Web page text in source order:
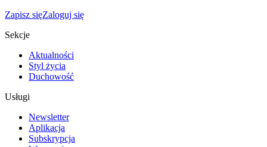
Zapisz sięZaloguj się
Sekcje
Aktualności
Styl życia
Duchowość
Usługi
Newsletter
Aplikacja
Subskrypcja